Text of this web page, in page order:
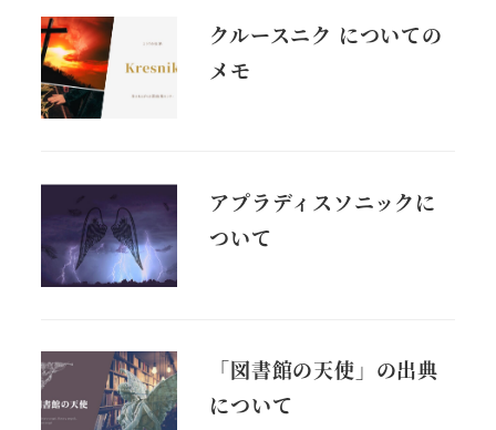
クルースニク についての
メモ
アプラディスソニックに
ついて
「図書館の天使」の出典
について